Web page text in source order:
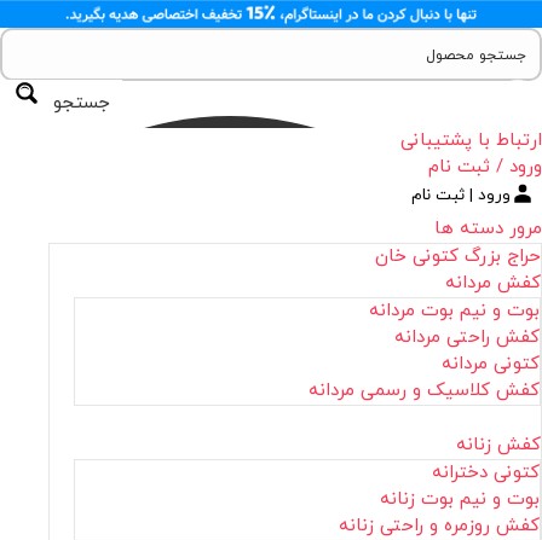
جستجو
ارتباط با پشتیبانی
ورود / ثبت نام
ورود | ثبت نام
مرور دسته ها
حراج بزرگ کتونی خان
کفش مردانه
بوت و نیم بوت مردانه
کفش راحتی مردانه
کتونی مردانه
کفش کلاسیک و رسمی مردانه
کفش زنانه
کتونی دخترانه
بوت و نیم بوت زنانه
کفش روزمره و راحتی زنانه